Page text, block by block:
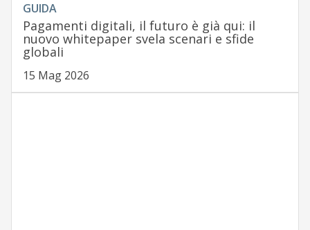
GUIDA
Pagamenti digitali, il futuro è già qui: il
nuovo whitepaper svela scenari e sfide
globali
15 Mag 2026